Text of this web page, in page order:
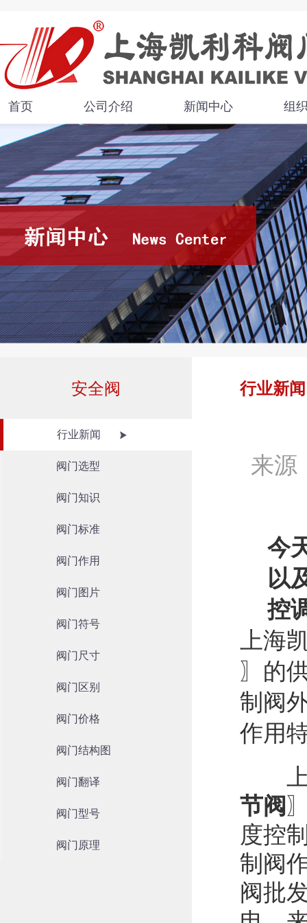
首页 公司介绍 新闻中心 组
安全阀
行业新闻
阀门选型
阀门知识
阀门标准
阀门作用
阀门图片
阀门符号
阀门尺寸
阀门区别
阀门价格
阀门结构图
阀门翻译
阀门型号
阀门原理
行业新闻
来源
今
以
控
上海
〗的
制阀
作用
上
节阀
度控
制阀
阀批